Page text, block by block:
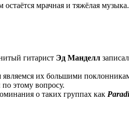
мрачная и тяжёлая музыка.
гитарист Эд Манделл
являемся их большими
этому вопросу.
о таких группах как